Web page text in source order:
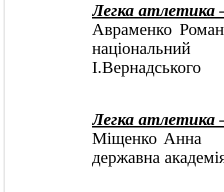
Легка атлетика
Авраменко
І.Вернадського
Легка атлетика
Міщенко
державна